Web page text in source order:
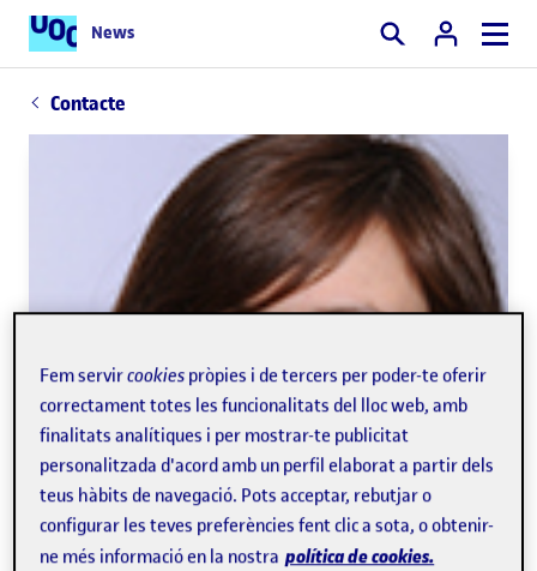
News Cercar
Contacte
Fem servircookies pròpies i de tercers per poder-te oferir
correctament totes les funcionalitats del lloc web, amb
finalitats analítiques i per mostrar-te publicitat
personalitzada d'acord amb un perfil elaborat a partir dels
teus hàbits de navegació. Pots acceptar, rebutjar o
configurar les teves preferències fent clic a sota, o obtenir-
ne més informació en la nostra política de cookies.